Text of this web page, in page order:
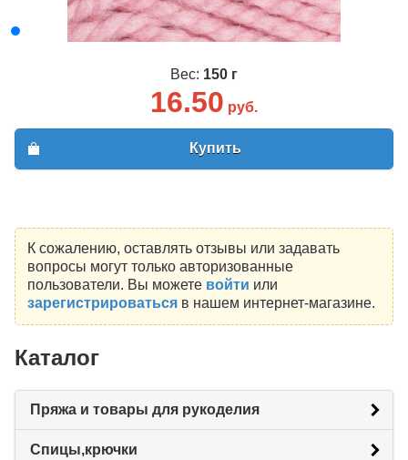
Вес: 150 г
16.50 руб.
Купить
К сожалению, оставлять отзывы или задавать
вопросы могут только авторизованные
пользователи. Вы можете войти или
зарегистрироватьсяв нашем интернет-магазине.
Каталог
Пряжа и товары для рукоделия
Спицы,крючки